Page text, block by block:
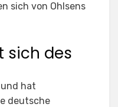
sich von Ohlsens
sich des
hat
deutsche